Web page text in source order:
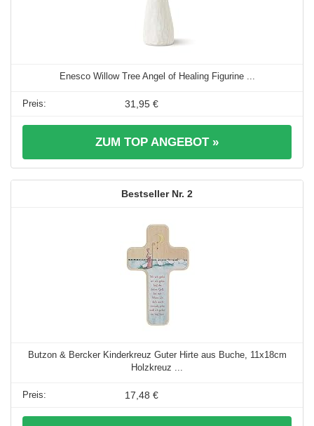
Enesco Willow Tree Angel of Healing Figurine ...
31,95 €
ZUM TOP ANGEBOT »
2
Butzon & Bercker Kinderkreuz Guter Hirte aus Buche, 11x18cm
Holzkreuz ...
17,48 €